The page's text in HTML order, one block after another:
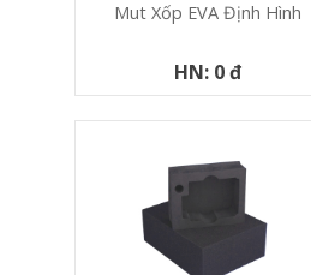
Mut Xốp EVA Định Hình
HN: 0 đ